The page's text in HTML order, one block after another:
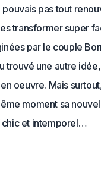
pas tout
transformer super
par le couple
trouvé une autre
oeuvre. Mais
moment sa
chic et intemporel…